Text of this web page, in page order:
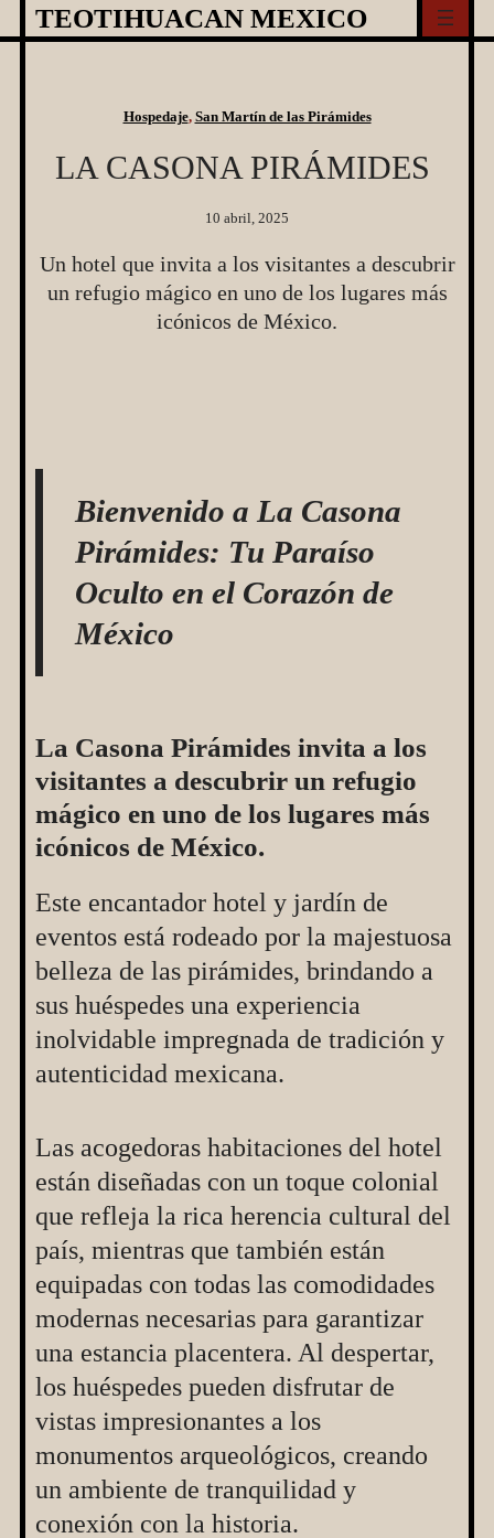
Skip
to
TEOTIHUACAN MEXICO
Hospedaje, San Martín de las Pirámides
LA CASONA PIRÁMIDES
10 abril, 2025
Un hotel que invita a los visitantes a descubrir
un refugio mágico en uno de los lugares más
icónicos de México.
Bienvenido a La Casona
Pirámides: Tu Paraíso
Oculto en el Corazón de
México
La Casona Pirámides invita a los
visitantes a descubrir un refugio
mágico en uno de los lugares más
icónicos de México.
Este encantador hotel y jardín de
eventos está rodeado por la majestuosa
belleza de las pirámides, brindando a
sus huéspedes una experiencia
inolvidable impregnada de tradición y
autenticidad mexicana.
Las acogedoras habitaciones del hotel
están diseñadas con un toque colonial
que refleja la rica herencia cultural del
país, mientras que también están
equipadas con todas las comodidades
modernas necesarias para garantizar
una estancia placentera. Al despertar,
los huéspedes pueden disfrutar de
vistas impresionantes a los
monumentos arqueológicos, creando
un ambiente de tranquilidad y
conexión con la historia.